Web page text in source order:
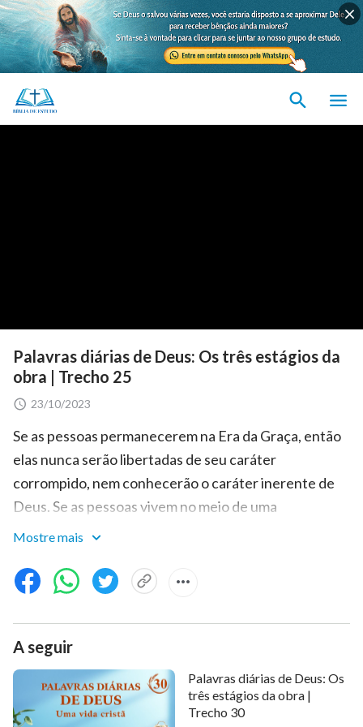
Palavras diárias de Deus: Os três estágios da
obra | Trecho 25
23/10/2023
Se as pessoas permanecerem na Era da Graça, então
elas nunca serão libertadas de seu caráter
corrompido, nem conhecerão o caráter inerente de
Deus. Se as pessoas vivem no meio de uma
abundância de graça, mas estão fora do caminho da
Deus, então elas nunca O ganharão plenamente
embora creiam Nele. Que forma lamentável de
crença é esta. Quando você terminar de ler este livro,
quando você tiver experimentado cada passo da obra
de Deus encarnada na Era do Reino, você sentirá que
as esperanças de muitos anos foram finalmente
realizadas. Você sentirá que somente agora viu
Mostre mais
A seguir
Palavras diárias de Deus: Os
três estágios da obra |
Trecho 30